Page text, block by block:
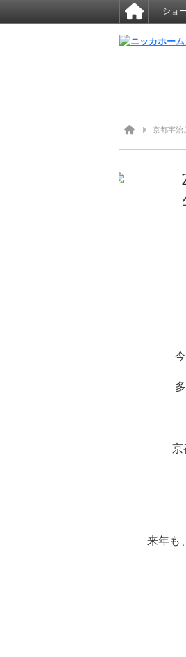
ショ
京都宇治
京
来年も